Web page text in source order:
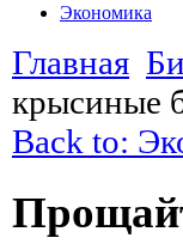
Экономика
Главная
крысиные
Back to: